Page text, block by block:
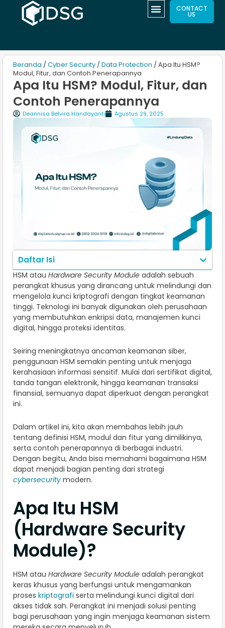
CONTACT
US
Beranda / Cyber Security / Data Protection / Apa Itu HSM?
Modul, Fitur, dan Contoh Penerapannya
Apa Itu HSM? Modul, Fitur, dan
Contoh Penerapannya
Deannisa Belvira Handayanti Agustus 29, 2025
Daftar Isi
HSM atau Hardware Security Module adalah sebuah
perangkat khusus yang dirancang untuk melindungi dan
mengelola kunci kriptografi dengan tingkat keamanan
tinggi. Teknologi ini banyak digunakan oleh perusahaan
yang membutuhkan enkripsi data, manajemen kunci
digital, hingga proteksi identitas.
Seiring meningkatnya ancaman keamanan siber,
penggunaan HSM semakin penting untuk menjaga
kerahasiaan informasi sensitif. Mulai dari sertifikat digital,
tanda tangan elektronik, hingga keamanan transaksi
finansial, semuanya dapat diperkuat dengan perangkat
ini.
Dalam artikel ini, kita akan membahas lebih jauh
tentang definisi HSM, modul dan fitur yang dimilikinya,
serta contoh penerapannya di berbagai industri.
Dengan begitu, Anda bisa memahami bagaimana HSM
dapat menjadi bagian penting dari strategi
cybersecuritymodern.
Apa Itu HSM
(Hardware Security
Module)?
HSM atau Hardware Security Module adalah perangkat
keras khusus yang berfungsi untuk mengamankan
proses kriptografi serta melindungi kunci digital dari
akses tidak sah. Perangkat ini menjadi solusi penting
bagi perusahaan yang ingin menjaga keamanan sistem